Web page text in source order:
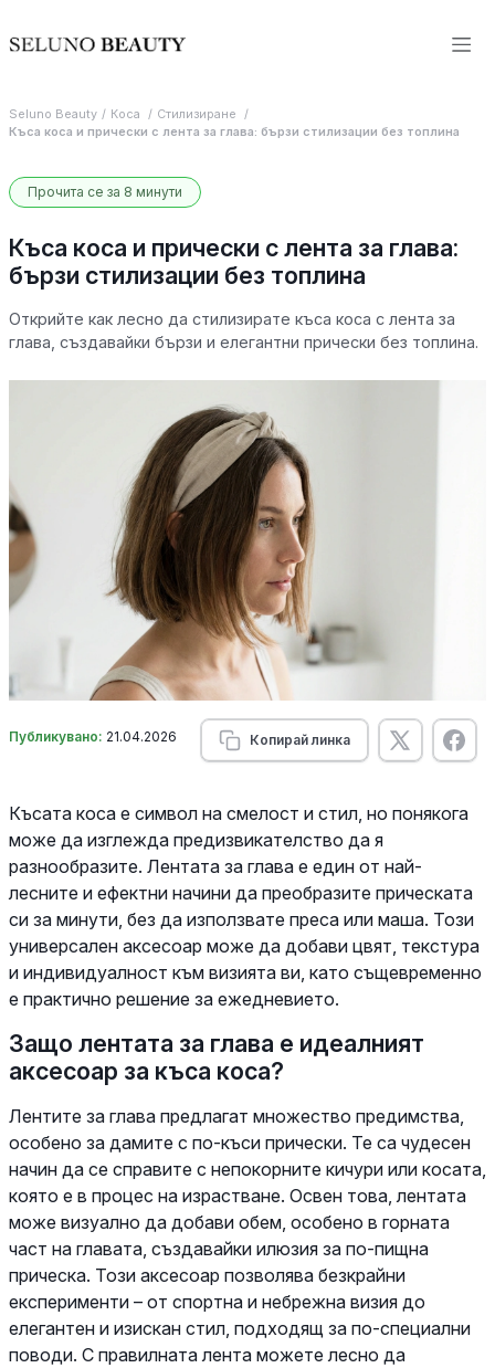
Seluno Beauty Коса
Стилизиране
Къса коса и прически с лента за глава: бързи стилизации без топлина
Прочита се за 8 минути
Къса коса и прически с лента за глава:
бързи стилизации без топлина
Открийте как лесно да стилизирате къса коса с лента за
глава, създавайки бързи и елегантни прически без топлина.
Публикувано: 21.04.2026 Копирай линка
Късата коса е символ на смелост и стил, но понякога
може да изглежда предизвикателство да я
разнообразите. Лентата за глава е един от най-
лесните и ефектни начини да преобразите прическата
си за минути, без да използвате преса или маша. Този
универсален аксесоар може да добави цвят, текстура
и индивидуалност към визията ви, като същевременно
е практично решение за ежедневието.
Защо лентата за глава е идеалният
аксесоар за къса коса?
Лентите за глава предлагат множество предимства,
особено за дамите с по-къси прически. Те са чудесен
начин да се справите с непокорните кичури или косата,
която е в процес на израстване. Освен това, лентата
може визуално да добави обем, особено в горната
част на главата, създавайки илюзия за по-пищна
прическа. Този аксесоар позволява безкрайни
експерименти – от спортна и небрежна визия до
елегантен и изискан стил, подходящ за по-специални
поводи. С правилната лента можете лесно да